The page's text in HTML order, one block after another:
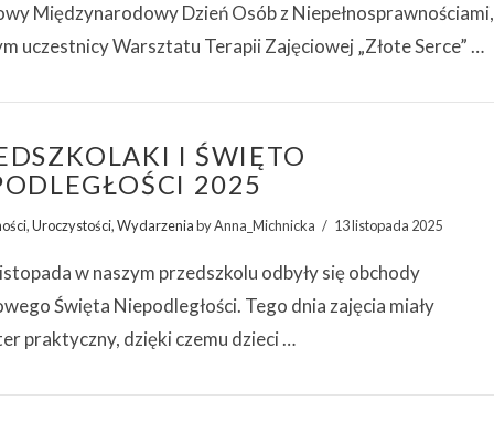
Międzynarodowy Dzień Osób z Niepełnosprawnościami,
uczestnicy Warsztatu Terapii Zajęciowej „Złote Serce” …
I ŚWIĘTO
2025
,Uroczystości,Wydarzeniaby Anna_Michnicka 13 listopada 2025
w naszym przedszkolu odbyły się obchody
Święta Niepodległości. Tego dnia zajęcia miały
praktyczny, dzięki czemu dzieci …